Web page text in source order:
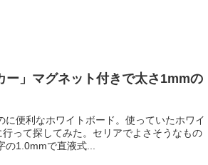
ー」マグネット付きで太さ1mmの
便利なホワイトボード。使っていたホワイ
って探してみた。セリアでよさそうなもの
1.0mmで直液式...